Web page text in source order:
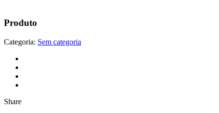
Produto
Categoria: Sem categoria
Share